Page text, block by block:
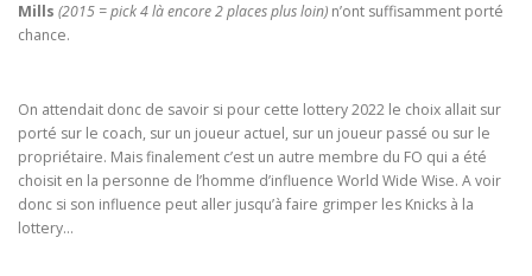
Mills (2015 = pick 4 là encore 2 places plus loin) n’ont suffisamment porté
chance.
On attendait donc de savoir si pour cette lottery 2022 le choix allait sur
porté sur le coach, sur un joueur actuel, sur un joueur passé ou sur le
propriétaire. Mais finalement c’est un autre membre du FO qui a été
choisit en la personne de l’homme d’influence World Wide Wise. A voir
donc si son influence peut aller jusqu’à faire grimper les Knicks à la
lottery…